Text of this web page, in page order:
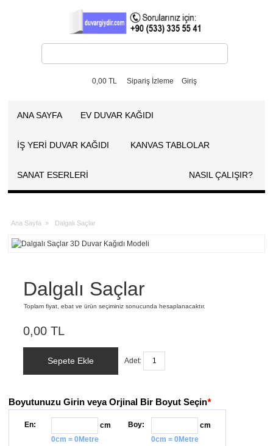
0,00 TL Sipariş İzleme Giriş
ANA SAYFA EV DUVAR KAĞIDI
İŞ YERİ DUVAR KAĞIDI KANVAS TABLOLAR
SANAT ESERLERI NASIL ÇALIŞIR?
Ana Sayfa » Dalgalı Saçlar
Dalgalı Saçlar
Toplam fiyat, ebat ve ürün seçiminiz sonucunda hesaplanacaktır.
0,00 TL
Sepete Ekle Adet:
Boyutunuzu Girin veya Orjinal Bir Boyut Seçin*
En:
cm
0cm = 0Metre
Boy:
cm
0cm = 0Metre